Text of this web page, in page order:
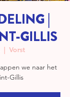
|
GILLIS
  |
Vorst
we naar het
Gillis